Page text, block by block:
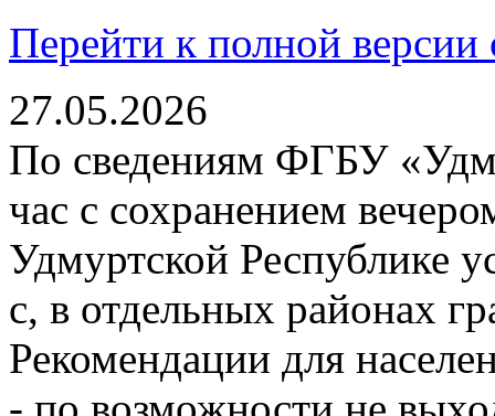
Перейти к полной версии
27.05.2026
По сведениям ФГБУ
час с сохранением
Удмуртской Республике
с, в отдельных районах
Рекомендации для